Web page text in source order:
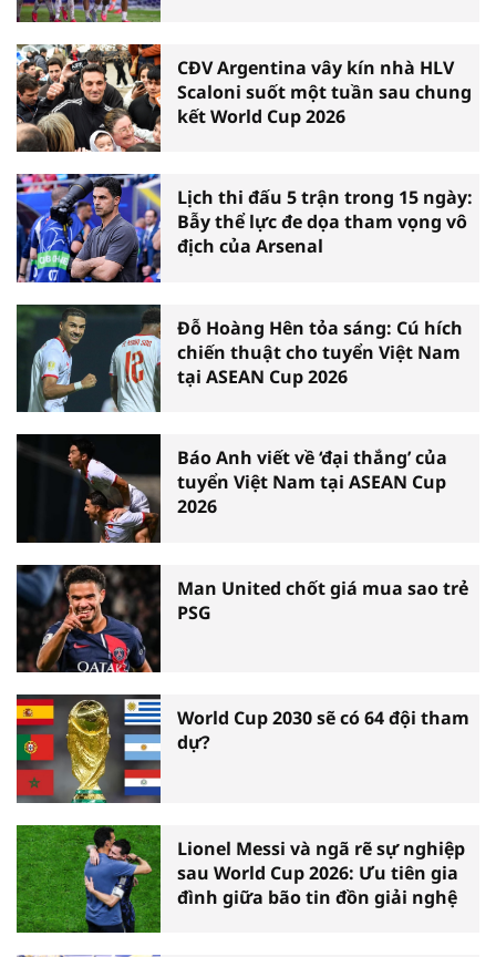
CĐV Argentina vây kín nhà HLV
Scaloni suốt một tuần sau chung
kết World Cup 2026
Lịch thi đấu 5 trận trong 15 ngày:
Bẫy thể lực đe dọa tham vọng vô
địch của Arsenal
Đỗ Hoàng Hên tỏa sáng: Cú hích
chiến thuật cho tuyển Việt Nam
tại ASEAN Cup 2026
Báo Anh viết về ‘đại thắng’ của
tuyển Việt Nam tại ASEAN Cup
2026
Man United chốt giá mua sao trẻ
PSG
World Cup 2030 sẽ có 64 đội tham
dự?
Lionel Messi và ngã rẽ sự nghiệp
sau World Cup 2026: Ưu tiên gia
đình giữa bão tin đồn giải nghệ